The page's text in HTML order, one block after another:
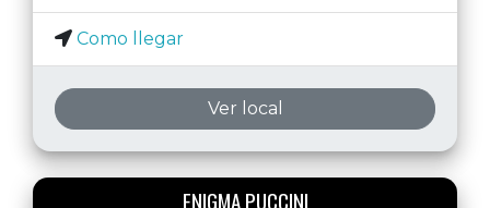
Como llegar
Ver local
ENIGMA PUCCINI